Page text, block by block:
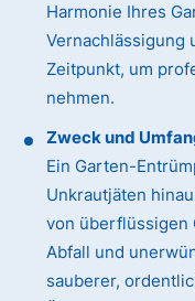
Harmonie Ihres
Vernachlässigung
Zeitpunkt, um
nehmen.
Zweck und
Ein Garten-
Unkrautjäten
von überflüssigen
Abfall und
sauberer,